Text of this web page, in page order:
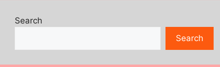
Search
Search